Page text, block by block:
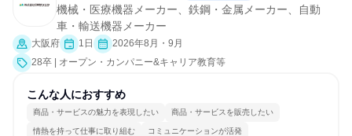
機械・医療機器メーカー、鉄鋼・金属メーカー、自動
車・輸送機器メーカー
大阪府 1日
2026年8月・9月
28卒 | オープン・カンパニー&キャリア教育等
こんな人におすすめ
商品・サービスの魅力を表現したい 商品・サービスを販売したい
情熱を持って仕事に取り組む コミュニケーションが活発